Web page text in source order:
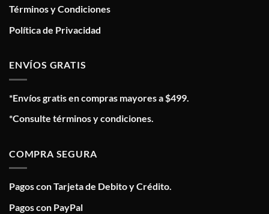
Términos y Condiciones
Política de Privacidad
ENVÍOS GRATIS
*Envíos gratis en compras mayores a $499.
*Consulte términos y condiciones.
COMPRA SEGURA
Pagos con Tarjeta de Debito y Crédito.
Pagos con PayPal